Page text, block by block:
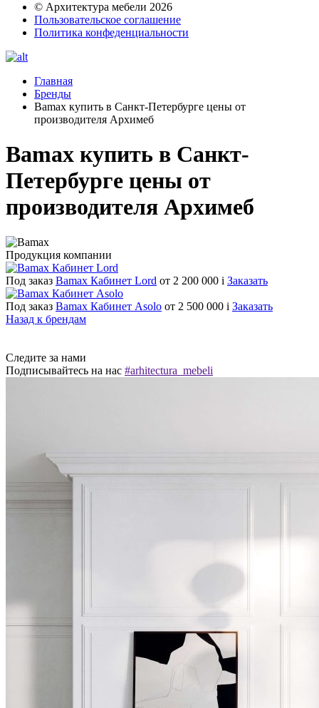
© Архитектура мебели 2026
Пользовательское соглашение
Политика конфеденциальности
Главная
Бренды
Bamax купить в Санкт-Петербурге цены от
производителя Архимеб
Bamax купить в Санкт-
Петербурге цены от
производителя Архимеб
Продукция компании
Под заказ Bamax Кабинет Lord от 2 200 000 i Заказать
Под заказ Bamax Кабинет Asolo от 2 500 000 i Заказать
Назад к брендам
Следите за нами
Подписывайтесь на нас #arhitectura_mebeli